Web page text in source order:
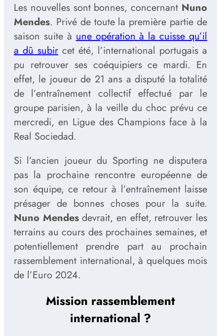
Les nouvelles sont bonnes, concernant Nuno
Mendes. Privé de toute la première partie de
saison suite àune opération à la cuisse qu’il
a dû subir cet été, l’international portugais a
pu retrouver ses coéquipiers ce mardi. En
effet, le joueur de 21 ans a disputé la totalité
de l’entraînement collectif effectué par le
groupe parisien, à la veille du choc prévu ce
mercredi, en Ligue des Champions face à la
Real Sociedad.
Si l’ancien joueur du Sporting ne disputera
pas la prochaine rencontre européenne de
son équipe, ce retour à l’entraînement laisse
présager de bonnes choses pour la suite.
Nuno Mendesdevrait, en effet, retrouver les
terrains au cours des prochaines semaines, et
potentiellement prendre part au prochain
rassemblement international, à quelques mois
de l’Euro 2024.
Mission rassemblement
international ?